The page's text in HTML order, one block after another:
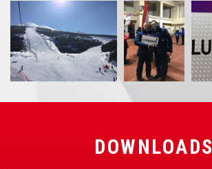
DOWNLOADS